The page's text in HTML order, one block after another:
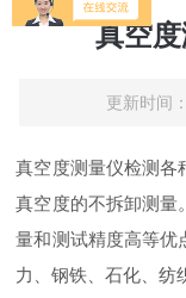
真空
更新时间
真空度测量仪检测各
真空度的不拆卸测量
量和测试精度高等优
力、钢铁、石化、纺